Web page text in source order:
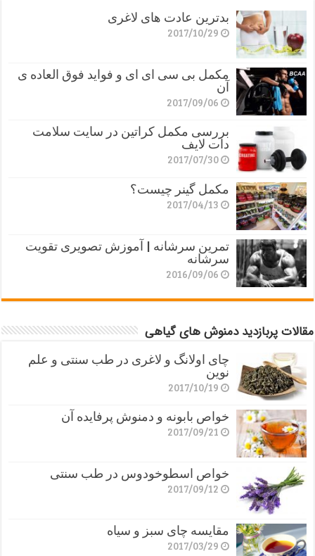
بدترین عادت های لاغری
2017/10/29
مکمل بی سی ای ای و فواید فوق العاده ی
آن
2017/09/06
بررسی مکمل کراتین در سایت سلامت
دات لایف
2017/07/30
مکمل گینر چیست؟
2017/04/13
تمرین سرشانه | آموزش تصویری تقویت
سرشانه
2016/09/06
مقالات پربازدید دمنوش های گیاهی
چای اولانگ و لاغری در طب سنتی و علم
نوین
2017/10/19
خواص بابونه و دمنوش پرفایده آن
2017/09/21
خواص اسطوخودوس در طب سنتی
2017/09/12
مقایسه چای سبز و سیاه
2017/03/29